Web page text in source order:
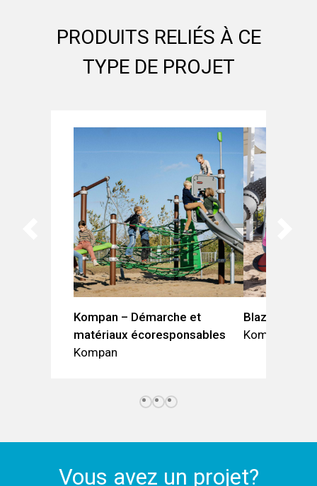
PRODUITS RELIÉS À CE
TYPE DE PROJET
Kompan – Démarche et
matériaux écoresponsables
Kompan
Blazer
Kompan
Vous avez un projet?